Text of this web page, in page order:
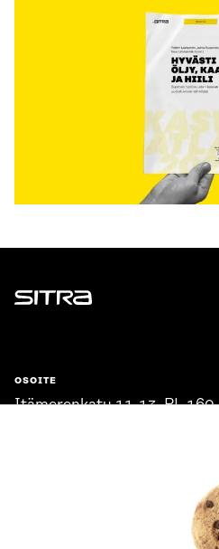
Sitra
OSOITE
Itämerenkatu 11-13, PL 160,